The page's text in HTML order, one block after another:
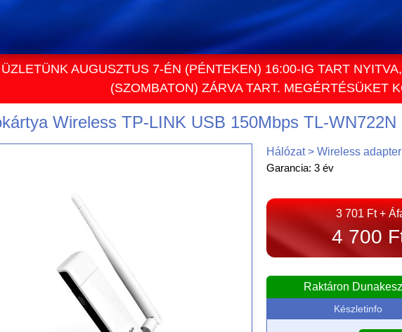
ÜZLETÜNK AUGUSZTUS 7-ÉN (PÉNTEKEN) 16:00-IG TART
(SZOMBATON) ZÁRVA TART. MEGÉRTÉSÜKET
Wireless TP-LINK USB 150Mbps TL-WN722N
3 701 Ft +
4 700
Raktáron
Készletinfo
Hálózat > Wireless adapter
Garancia: 3 év